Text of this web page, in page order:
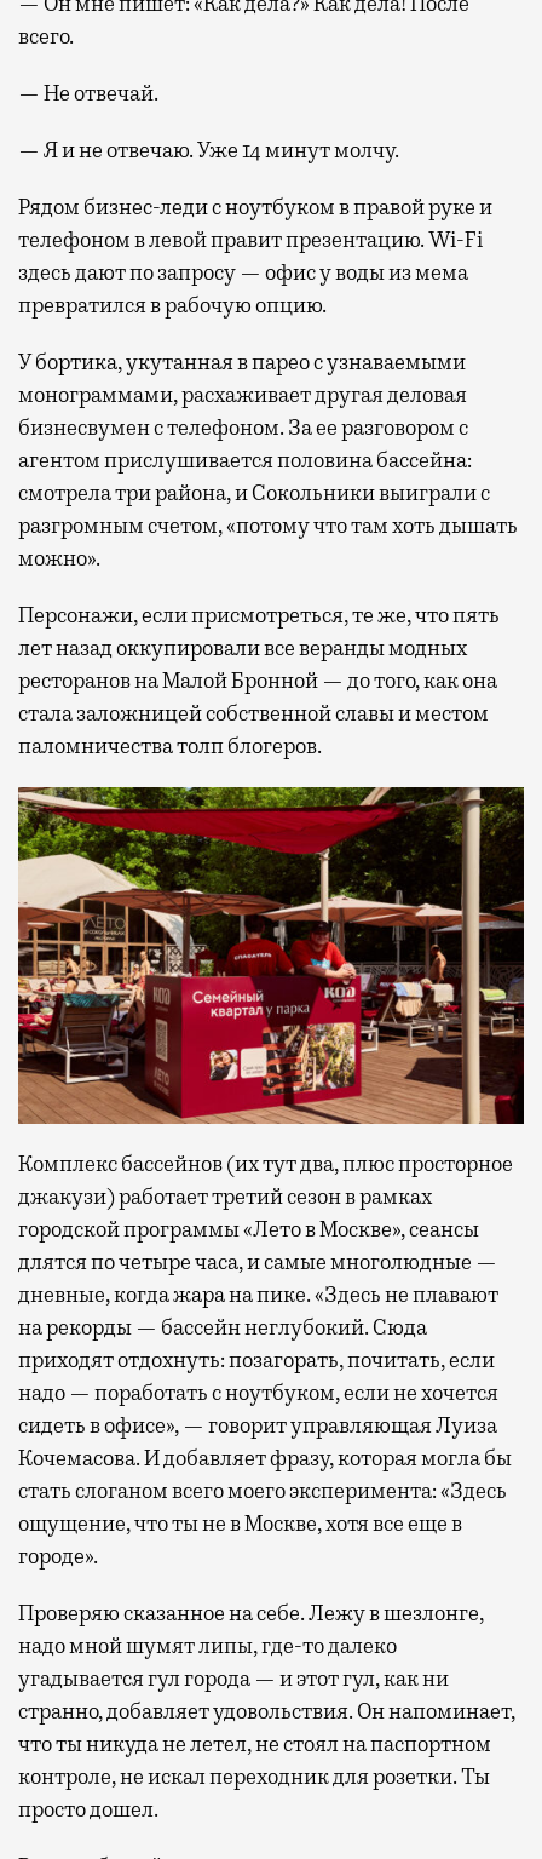
всего.
— Не отвечай.
— Я и не отвечаю. Уже 14 минут молчу.
Рядом бизнес-леди с ноутбуком в правой руке и
телефоном в левой правит презентацию. Wi-Fi
здесь дают по запросу — офис у воды из мема
превратился в рабочую опцию.
У бортика, укутанная в парео с узнаваемыми
монограммами, расхаживает другая деловая
бизнесвумен с телефоном. За ее разговором с
агентом прислушивается половина бассейна:
смотрела три района, и Сокольники выиграли с
разгромным счетом, «потому что там хоть дышать
можно».
Персонажи, если присмотреться, те же, что пять
лет назад оккупировали все веранды модных
ресторанов на Малой Бронной — до того, как она
стала заложницей собственной славы и местом
паломничества толп блогеров.
Комплекс бассейнов (их тут два, плюс просторное
джакузи) работает третий сезон в рамках
городской программы «Лето в Москве», сеансы
длятся по четыре часа, и самые многолюдные —
дневные, когда жара на пике. «Здесь не плавают
на рекорды — бассейн неглубокий. Сюда
приходят отдохнуть: позагорать, почитать, если
надо — поработать с ноутбуком, если не хочется
сидеть в офисе», — говорит управляющая Луиза
Кочемасова. И добавляет фразу, которая могла бы
стать слоганом всего моего эксперимента: «Здесь
ощущение, что ты не в Москве, хотя все еще в
городе».
Проверяю сказанное на себе. Лежу в шезлонге,
надо мной шумят липы, где-то далеко
угадывается гул города — и этот гул, как ни
странно, добавляет удовольствия. Он напоминает,
что ты никуда не летел, не стоял на паспортном
контроле, не искал переходник для розетки. Ты
просто дошел.